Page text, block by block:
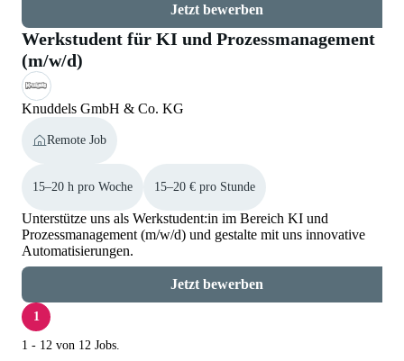
Jetzt bewerben
Werkstudent für KI und Prozessmanagement
(m/w/d)
Knuddels GmbH & Co. KG
Remote Job
15–20 h pro Woche 15–20 € pro Stunde
Unterstütze uns als Werkstudent:in im Bereich KI und
Prozessmanagement (m/w/d) und gestalte mit uns innovative
Automatisierungen.
Jetzt bewerben
1
1 - 12 von 12 Jobs.